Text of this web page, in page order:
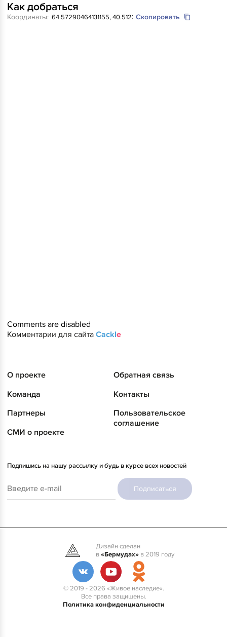
Координаты: Скопировать
Как добраться
Comments are disabled
Комментарии для сайта Cackle
О проекте
Команда
Партнеры
СМИ о проекте
Обратная связь
Контакты
Пользовательское
соглашение
Подпишись на нашу рассылку и будь в курсе всех новостей
Подписаться
© 2019 - 2026 «Живое наследие».
Все права защищены.
Политика конфиденциальности
Дизайн сделан
в«Бермудах»в 2019 году